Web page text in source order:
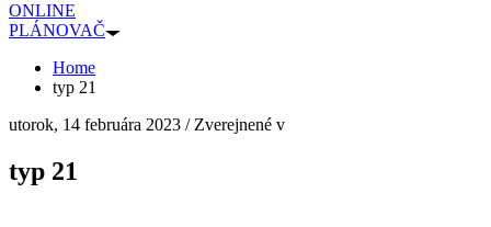
ONLINE
PLÁNOVAČ
Home
typ 21
utorok, 14 februára 2023 /Zverejnené v
typ 21